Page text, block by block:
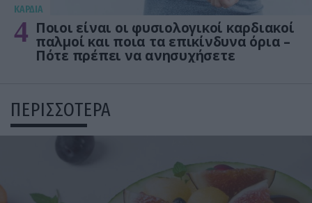
KΑΡΔΙΑ
4 Ποιοι είναι οι φυσιολογικοί καρδιακοί
παλμοί και ποια τα επικίνδυνα όρια –
Πότε πρέπει να ανησυχήσετε
ΠΕΡΙΣΣΟΤΕΡΑ